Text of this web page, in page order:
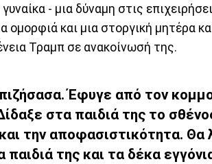
- μια δύναμη στις
ομορφιά και μια στοργική μητέρα
Τραμπ σε ανακοίνωσή της.
. Έφυγε από τον
στα παιδιά της το
και την αποφασιστικότητα. Θα
της και τα δέκα